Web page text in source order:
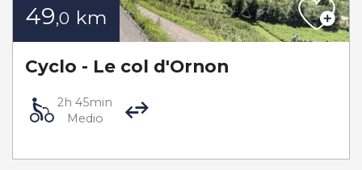
49,0 km
Cyclo - Le col d'Ornon
2h 45min
Medio